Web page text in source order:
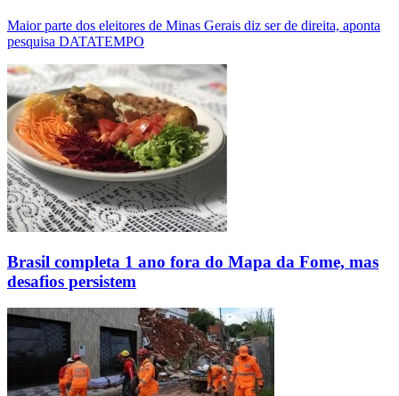
Maior parte dos eleitores de Minas Gerais diz ser de direita, aponta
pesquisa DATATEMPO
Brasil completa 1 ano fora do Mapa da Fome, mas
desafios persistem